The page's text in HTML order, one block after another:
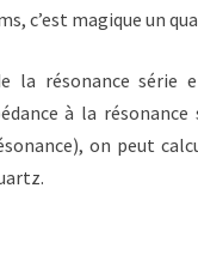
c’est magique un
la résonance série
à la
on peut